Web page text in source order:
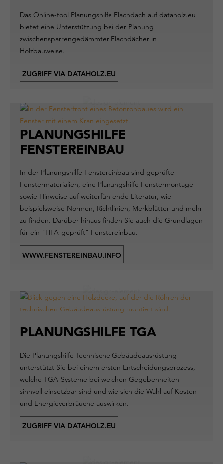
Das Online-tool Planungshilfe Flachdach auf dataholz.eu
bietet eine Unterstützung bei der Planung
zwischensparrengedämmter Flachdächer in
Holzbauweise.
ZUGRIFF VIA DATAHOLZ.EU
PLANUNGSHILFE
FENSTEREINBAU
In der Planungshilfe Fenstereinbau sind geprüfte
Fenstermaterialien, eine Planungshilfe Fenstermontage
sowie Hinweise auf weiterführende Literatur, wie
beispielsweise Normen, Richtlinien, Merkblätter und mehr
zu finden. Darüber hinaus finden Sie auch die Grundlagen
für ein "HFA-geprüft" Fenstereinbau.
WWW.FENSTEREINBAU.INFO
PLANUNGSHILFE TGA
Die Planungshilfe Technische Gebäudeausrüstung
unterstützt Sie bei einem ersten Entscheidungsprozess,
welche TGA-Systeme bei welchen Gegebenheiten
sinnvoll einsetzbar sind und wie sich die Wahl auf Kosten-
und Energieverbräuche auswirken.
ZUGRIFF VIA DATAHOLZ.EU